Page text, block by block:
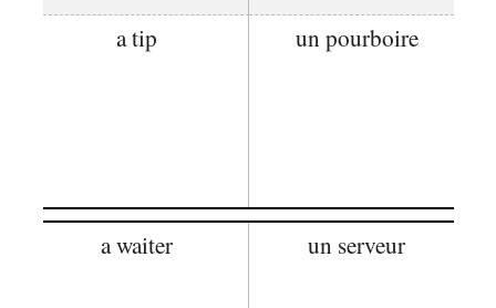
a tip un pourboire
a waiter un serveur